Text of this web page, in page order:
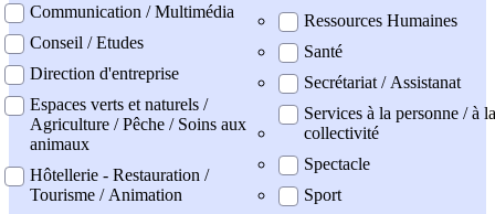
Communication / Multimédia
Conseil / Etudes
Direction d'entreprise
Espaces verts et naturels /
Agriculture / Pêche / Soins aux
animaux
Hôtellerie - Restauration /
Tourisme / Animation
Ressources Humaines
Santé
Secrétariat / Assistanat
Services à la personne / à la
collectivité
Spectacle
Sport